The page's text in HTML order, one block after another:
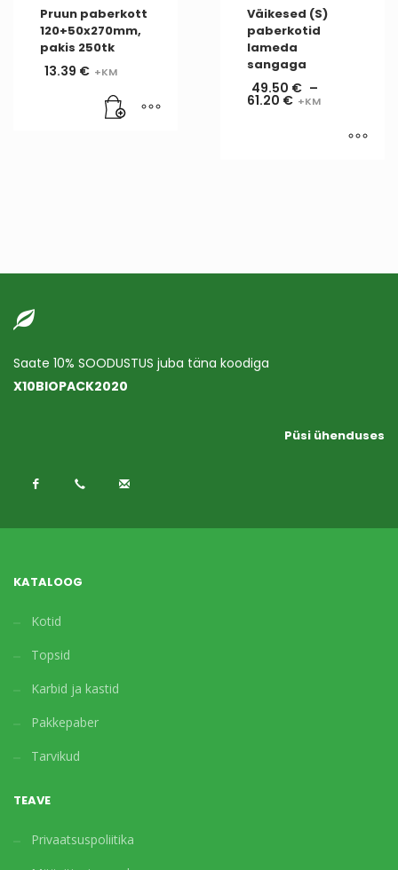
Pruun paberkott
120+50x270mm,
pakis 250tk
13.39 €
Väikesed (S)
paberkotid
lameda
sangaga
49.50 € –
61.20 €
Saate 10% SOODUSTUS juba täna koodiga
X10BIOPACK2020
Püsi ühenduses
KATALOOG
Kotid
Topsid
Karbid ja kastid
Pakkepaber
Tarvikud
TEAVE
Privaatsuspoliitika